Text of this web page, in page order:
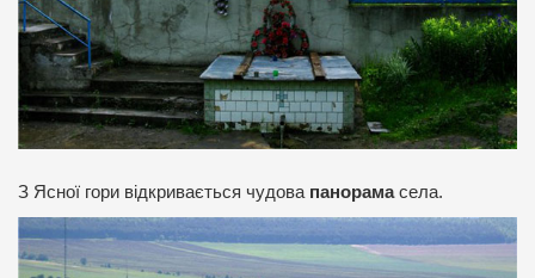
З Ясної гори відкривається чудова панорамасела.